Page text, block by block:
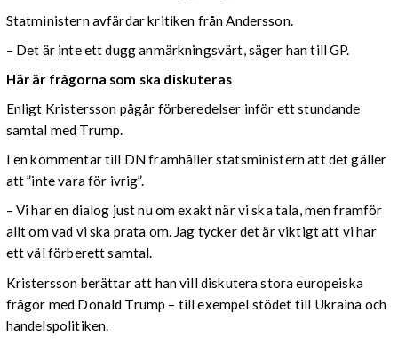
Statministern avfärdar kritiken från Andersson.
– Det är inte ett dugg anmärkningsvärt, säger han till GP.
Här är frågorna som ska diskuteras
Enligt Kristersson pågår förberedelser inför ett stundande
samtal med Trump.
I en kommentar till DN framhåller statsministern att det gäller
att ”inte vara för ivrig”.
– Vi har en dialog just nu om exakt när vi ska tala, men framför
allt om vad vi ska prata om. Jag tycker det är viktigt att vi har
ett väl förberett samtal.
Kristersson berättar att han vill diskutera stora europeiska
frågor med Donald Trump – till exempel stödet till Ukraina och
handelspolitiken.